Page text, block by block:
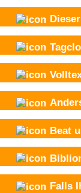
Beat
Falls